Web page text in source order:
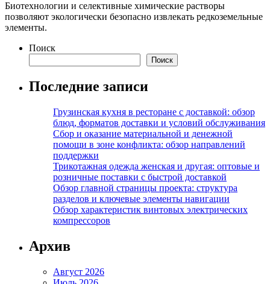
Биотехнологии и селективные химические растворы
позволяют экологически безопасно извлекать редкоземельные
элементы.
Поиск
Поиск
Последние записи
Грузинская кухня в ресторане с доставкой: обзор
блюд, форматов доставки и условий обслуживания
Сбор и оказание материальной и денежной
помощи в зоне конфликта: обзор направлений
поддержки
Трикотажная одежда женская и другая: оптовые и
розничные поставки с быстрой доставкой
Обзор главной страницы проекта: структура
разделов и ключевые элементы навигации
Обзор характеристик винтовых электрических
компрессоров
Архив
Август 2026